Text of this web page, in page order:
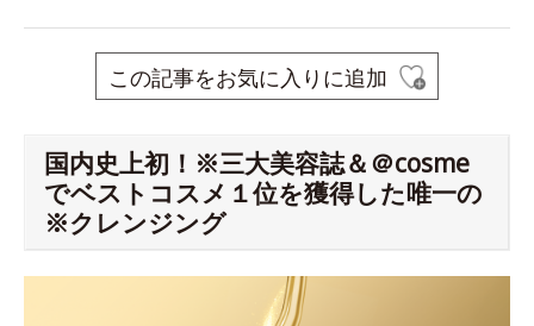
この記事をお気に入りに追加
国内史上初！※三大美容誌＆＠cosme
でベストコスメ１位を獲得した唯一の
※クレンジング